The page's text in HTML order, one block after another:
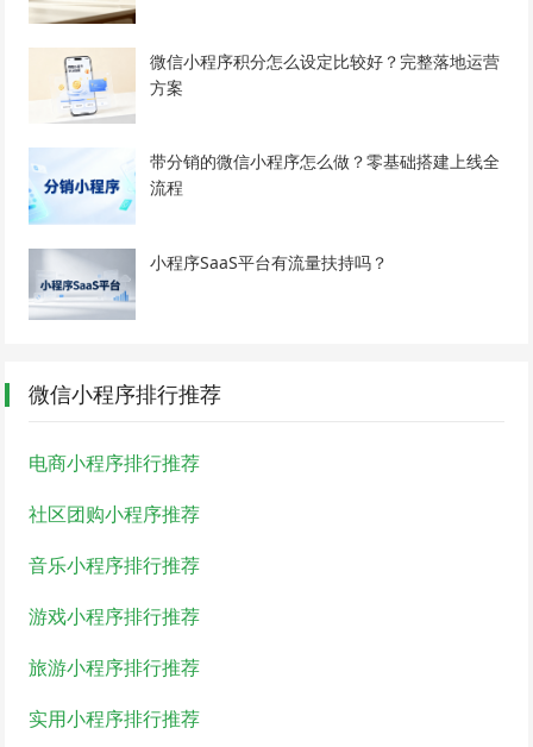
微信小程序积分怎么设定比较好？完整落地运营
方案
带分销的微信小程序怎么做？零基础搭建上线全
流程
小程序SaaS平台有流量扶持吗？
微信小程序排行推荐
电商小程序排行推荐
社区团购小程序推荐
音乐小程序排行推荐
游戏小程序排行推荐
旅游小程序排行推荐
实用小程序排行推荐